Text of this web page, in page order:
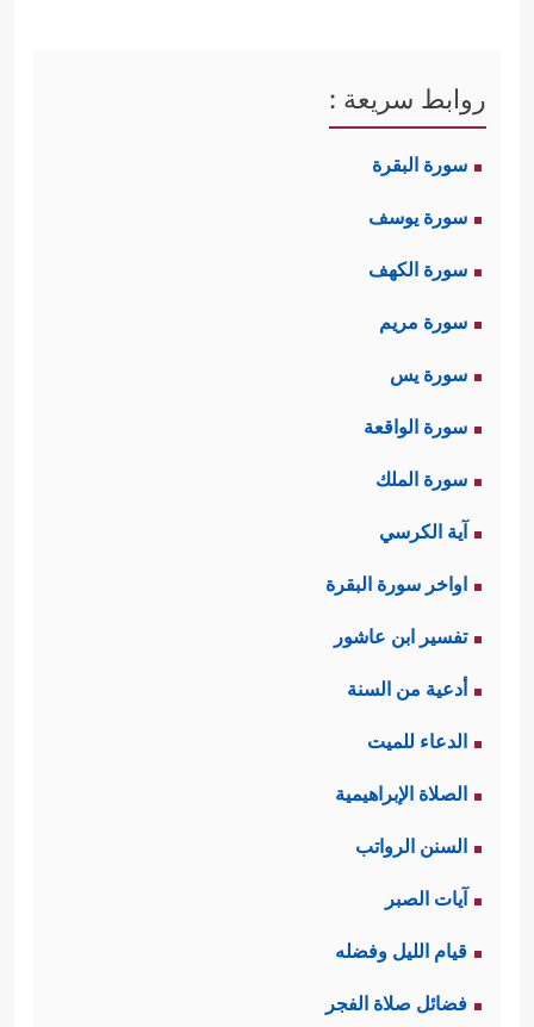
روابط سريعة :
سورة البقرة
سورة يوسف
سورة الكهف
سورة مريم
سورة يس
سورة الواقعة
سورة الملك
آية الكرسي
اواخر سورة البقرة
تفسير ابن عاشور
أدعية من السنة
الدعاء للميت
الصلاة الإبراهيمية
السنن الرواتب
آيات الصبر
قيام الليل وفضله
فضائل صلاة الفجر